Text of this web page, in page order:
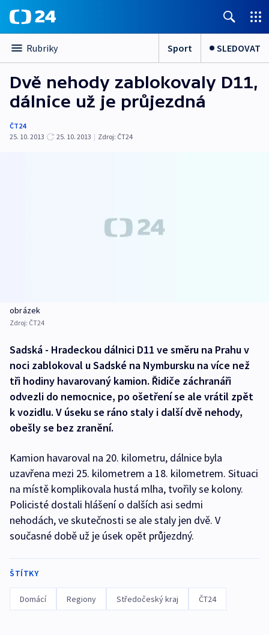
Rubriky Sport SLEDOVAT
Dvě nehody zablokovaly D11,
dálnice už je průjezdná
ČT24
25. 10. 2013
25. 10. 2013 | Zdroj: ČT24
obrázek
Zdroj: ČT24
Sadská - Hradeckou dálnici D11 ve směru na Prahu v
noci zablokoval u Sadské na Nymbursku na více než
tři hodiny havarovaný kamion. Řidiče záchranáři
odvezli do nemocnice, po ošetření se ale vrátil zpět
k vozidlu. V úseku se ráno staly i další dvě nehody,
obešly se bez zranění.
Kamion havaroval na 20. kilometru, dálnice byla
uzavřena mezi 25. kilometrem a 18. kilometrem. Situaci
na místě komplikovala hustá mlha, tvořily se kolony.
Policisté dostali hlášení o dalších asi sedmi
nehodách, ve skutečnosti se ale staly jen dvě. V
současné době už je úsek opět průjezdný.
ŠTÍTKY
Domácí Regiony Středočeský kraj ČT24